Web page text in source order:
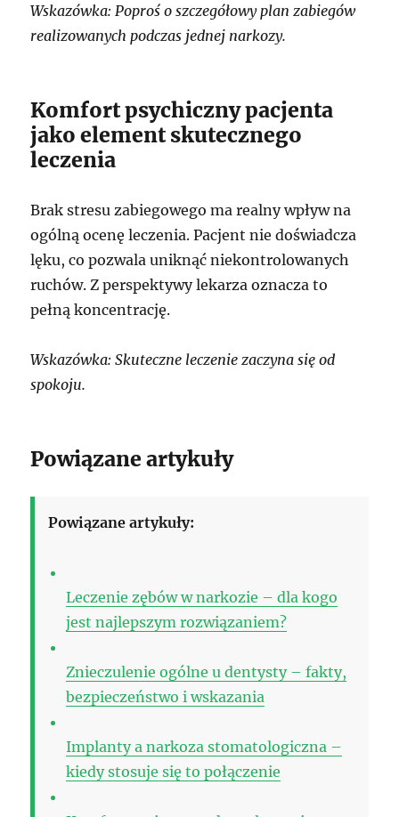
Wskazówka: Poproś o szczegółowy plan zabiegów
realizowanych podczas jednej narkozy.
Komfort psychiczny pacjenta
jako element skutecznego
leczenia
Brak stresu zabiegowego ma realny wpływ na
ogólną ocenę leczenia. Pacjent nie doświadcza
lęku, co pozwala uniknąć niekontrolowanych
ruchów. Z perspektywy lekarza oznacza to
pełną koncentrację.
Wskazówka: Skuteczne leczenie zaczyna się od
spokoju.
Powiązane artykuły
Powiązane artykuły:
Leczenie zębów w narkozie – dla kogo
jest najlepszym rozwiązaniem?
Znieczulenie ogólne u dentysty – fakty,
bezpieczeństwo i wskazania
Implanty a narkoza stomatologiczna –
kiedy stosuje się to połączenie